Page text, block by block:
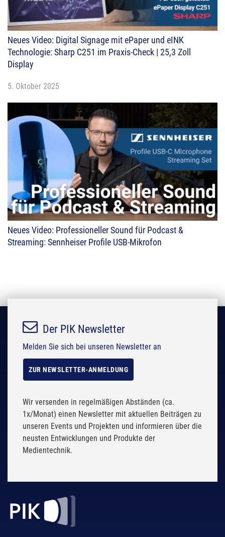
Neues Video: Digital Signage mit ePaper und eINK
Technologie: Sharp C251 im Praxis-Check | 25,3 Zoll
Display
5. Oktober 2025
Neues Video: Professioneller Sound für Podcast &
Streaming: Sennheiser Profile USB-Mikrofon
Der PIK Newsletter
Melden Sie sich bei unseren Newsletter an
ZUR NEWSLETTER-ANMELDUNG
Wir versenden in regelmäßigen Abständen (ca.
1x/Monat) einen Newsletter mit aktuellen Beiträgen zu
unseren Events und Projekten und informieren über die
neusten Entwicklungen und Produkte der
Medientechnik.